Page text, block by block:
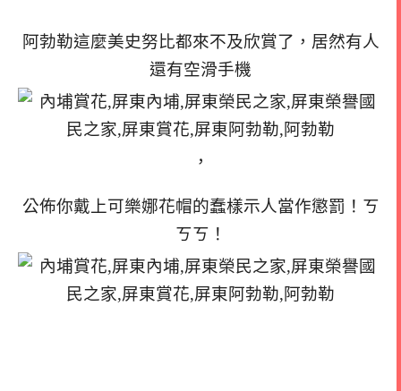
阿勃勒這麼美史努比都來不及欣賞了，居然有人
還有空滑手機
，
公佈你戴上可樂娜花帽的蠢樣示人當作懲罰！ㄎ
ㄎㄎ！